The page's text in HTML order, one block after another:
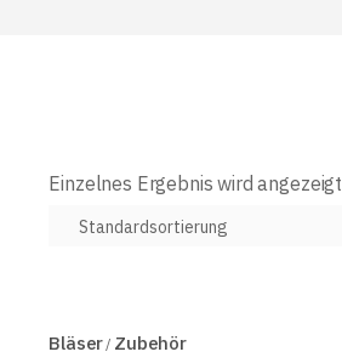
Einzelnes Ergebnis wird angezeigt
Bläser Zubehör